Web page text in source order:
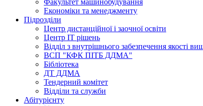
Економіки та менеджменту
Підрозділи
Центр дистанційної і заочної освіти
Центр ІТ рішень
Відділ з внутрішнього забезпечення якості
ВСП "КФК ПІТБ ДДМА"
Бібліотека
ДТ ДДМА
Тендерний комітет
Відділи та служби
Абітурієнту